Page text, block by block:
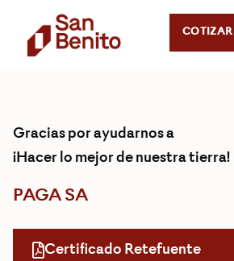
COTIZAR
Gracias por ayudarnos a
¡Hacer lo mejor de nuestra tierra!
PAGA SA
Certificado Retefuente